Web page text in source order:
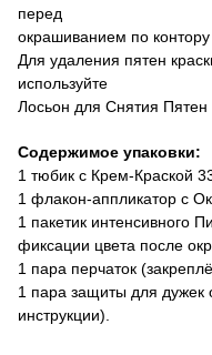
перед
окрашиванием по
Для удаления пятен
используйте
Лосьон для Снятия Пятен
Содержимое упаковки:
1 тюбик с Крем-Краской
1 флакон-аппликатор с
1 пакетик интенсивного
фиксации цвета после
1 пара перчаток
1 пара защиты для дужек
инструкции).